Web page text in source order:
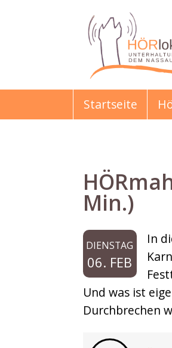
Startseite
Min.)
DIENSTAG
06. FEB
In
Und was ist
Durchbrechen